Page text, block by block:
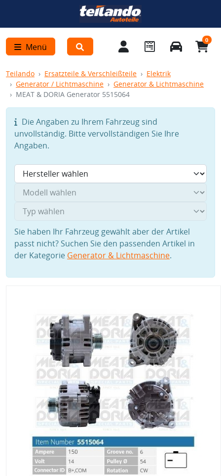
Menü
0
Teilando Ersatzteile & Verschleißteile
Elektrik
Generator / Lichtmaschine
Generator & Lichtmaschine
MEAT & DORIA Generator 5515064
Die Angaben zu Ihrem Fahrzeug sind
unvollständig. Bitte vervollständigen Sie Ihre
Angaben.
Sie haben Ihr Fahrzeug gewählt aber der Artikel
passt nicht? Suchen Sie den passenden Artikel in
der Kategorie Generator & Lichtmaschine.